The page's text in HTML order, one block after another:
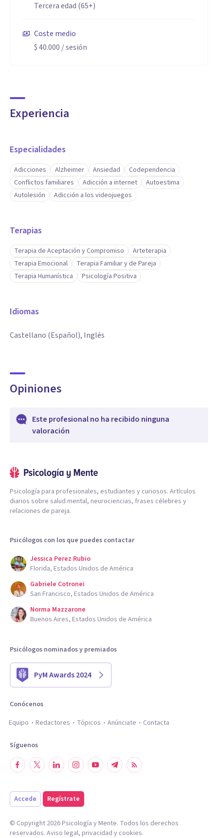
Tercera edad (65+)
Coste medio
$ 40.000 / sesión
Experiencia
Especialidades
Adicciones Alzheimer Ansiedad
Codependencia
Conflictos familiares
Adicción a internet
Autoestima
Autolesión
Adicción a los videojuegos
Terapias
Terapia de Aceptación y Compromiso
Arteterapia
Terapia Emocional
Terapia Familiar y de Pareja
Terapia Humanística
Psicología Positiva
Idiomas
Castellano (Español), Inglés
Opiniones
Este profesional no ha recibido ninguna
valoración
Psicología para profesionales, estudiantes y curiosos. Artículos
diarios sobre salud mental, neurociencias, frases célebres y
relaciones de pareja.
Psicólogos con los que puedes contactar
Jessica Perez Rubio
Florida, Estados Unidos de América
Gabriele Cotronei
San Francisco, Estados Unidos de América
Norma Mazzarone
Buenos Aires, Estados Unidos de América
Psicólogos nominados y premiados
PyM Awards 2024
Conócenos
Equipo
Redactores Tópicos Anúnciate Contacta
Síguenos
Accede Regístrate
© Copyright 2026Psicología y Mente. Todos los derechos
reservados. Aviso legal, privacidad y cookies.